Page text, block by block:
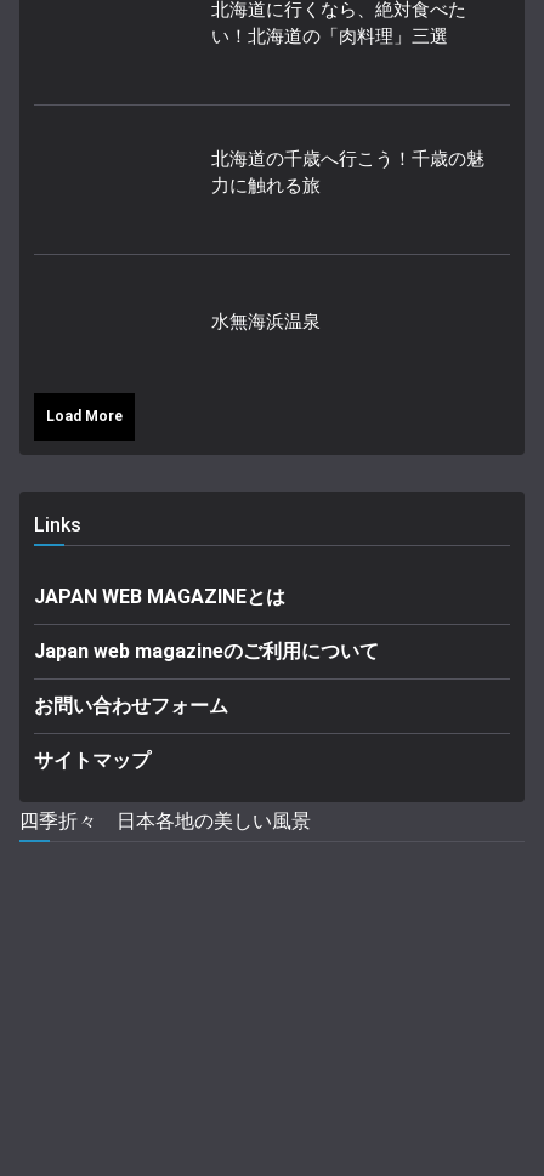
北海道に行くなら、絶対食べた
い！北海道の「肉料理」三選
北海道の千歳へ行こう！千歳の魅
力に触れる旅
水無海浜温泉
Load More
Links
JAPAN WEB MAGAZINEとは
Japan web magazineのご利用について
お問い合わせフォーム
サイトマップ
四季折々 日本各地の美しい風景